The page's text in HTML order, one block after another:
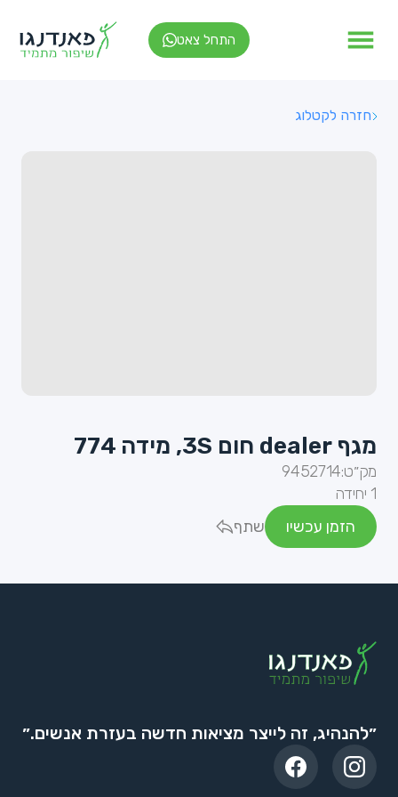
התחל צאט
חזרה לקטלוג
מגף dealer חום 3S, מידה 774
מק״ט:9452714
1 יחידה
הזמן עכשיו
שתף
״להנהיג, זה לייצר מציאות חדשה בעזרת אנשים.״